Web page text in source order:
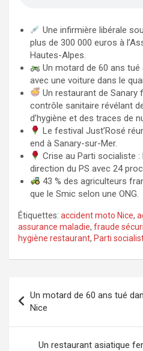
Une infirmière libérale
plus de 300 000 euros à
Hautes-Alpes.
Un motard de 60 ans
avec une voiture dans le
Un restaurant de Sanary
contrôle sanitaire révélant
d’hygiène et des traces de
Le festival Just’Rosé
end à Sanary-sur-Mer.
Crise au Parti socialiste
direction du PS avec 24
43 % des agriculteurs
que le Smic selon une ONG.
Étiquettes: accident moto Nice,
assurance maladie, fraude
hygiène restaurant, Parti
de
l’article
Un motard de 60 ans tué
Nice
Un restaurant asiatique